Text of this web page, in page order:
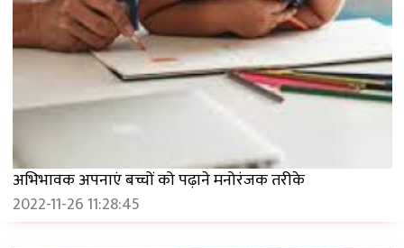
अभिभावक अपनाएं बच्चों को पढ़ाने मनोरंजक तरीके
2022-11-26 11:28:45